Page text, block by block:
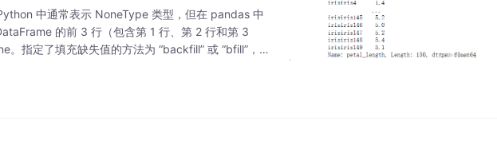
中通常表示 NoneType 类型，但在 pandas 中
的前 3 行（包含第 1 行、第 2 行和第 3
指定了填充缺失值的方法为 “backfill” 或 “bfill”，这